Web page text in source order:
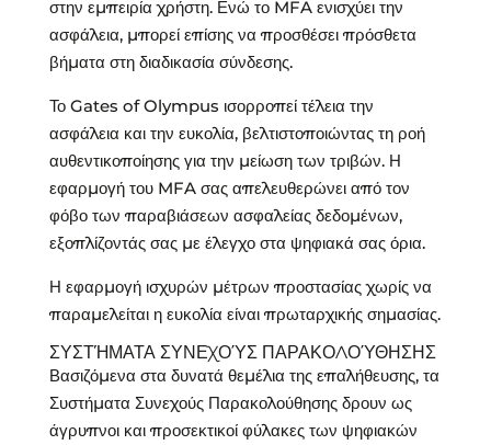
στην εμπειρία χρήστη. Ενώ το MFA ενισχύει την
ασφάλεια, μπορεί επίσης να προσθέσει πρόσθετα
βήματα στη διαδικασία σύνδεσης.
Το Gates of Olympus ισορροπεί τέλεια την
ασφάλεια και την ευκολία, βελτιστοποιώντας τη ροή
αυθεντικοποίησης για την μείωση των τριβών. Η
εφαρμογή του MFA σας απελευθερώνει από τον
φόβο των παραβιάσεων ασφαλείας δεδομένων,
εξοπλίζοντάς σας με έλεγχο στα ψηφιακά σας όρια.
Η εφαρμογή ισχυρών μέτρων προστασίας χωρίς να
παραμελείται η ευκολία είναι πρωταρχικής σημασίας.
ΣΥΣΤΉΜΑΤΑ ΣΥΝΕΧΟΎΣ ΠΑΡΑΚΟΛΟΎΘΗΣΗΣ
Βασιζόμενα στα δυνατά θεμέλια της επαλήθευσης, τα
Συστήματα Συνεχούς Παρακολούθησης δρουν ως
άγρυπνοι και προσεκτικοί φύλακες των ψηφιακών